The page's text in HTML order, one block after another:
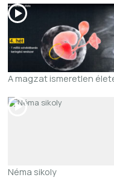
A magzat ismeretlen
Néma sikoly